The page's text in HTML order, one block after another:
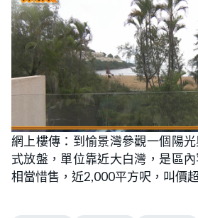
網上樓傳：到愉景灣參觀一個陽
式放盤，單位靠近大白灣，是區
相當惜售，近2,000平方呎，叫價